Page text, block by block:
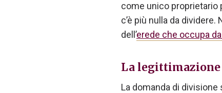
come unico proprietario
c’è più nulla da dividere.
dell’erede che occupa
La
La domanda di